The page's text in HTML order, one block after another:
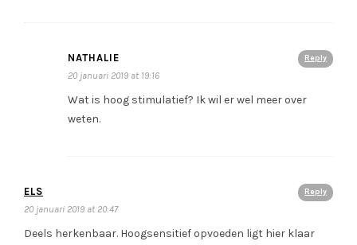
Reply
NATHALIE
20 januari 2019 at 19:16
Wat is hoog stimulatief? Ik wil er wel meer over
weten.
Reply
ELS
20 januari 2019 at 20:47
Deels herkenbaar. Hoogsensitief opvoeden ligt hier klaar